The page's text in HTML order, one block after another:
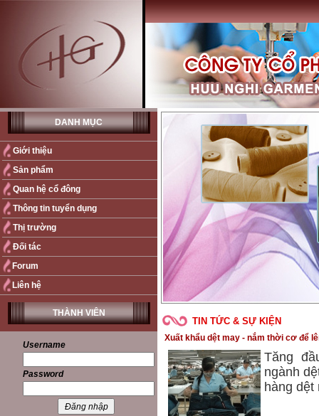
DANH MỤC
Giới thiệu
Sản phẩm
Quan hệ cổ đông
Thông tin tuyển dụng
Thị trường
Đối tác
Forum
Liên hệ
THÀNH VIÊN
Username
Password
TIN TỨC & SỰ KIỆN
Xuất khẩu dệt may - nắm thời cơ để
Tăng
ngành
hàng